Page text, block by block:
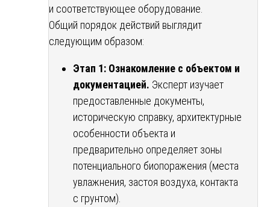
и соответствующее оборудование.
Общий порядок действий выглядит
следующим образом:
Этап 1: Ознакомление с объектом и
документацией. Эксперт изучает
предоставленные документы,
историческую справку, архитектурные
особенности объекта и
предварительно определяет зоны
потенциального биопоражения (места
увлажнения, застоя воздуха, контакта
с грунтом).